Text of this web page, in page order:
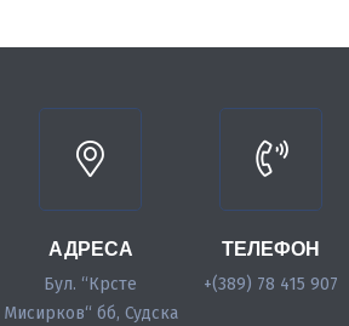
АДРЕСА
Бул. “Крсте
Мисирков“ бб, Судска
ТЕЛЕФОН
+(389) 78 415 907